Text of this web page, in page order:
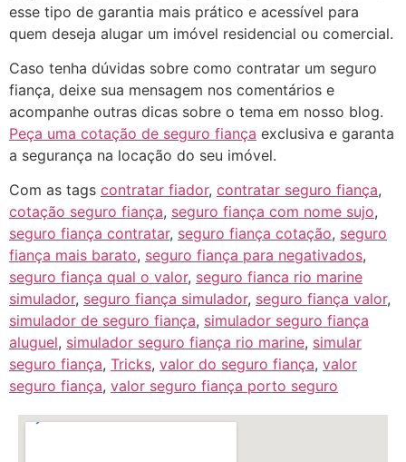
esse tipo de garantia mais prático e acessível para
quem deseja alugar um imóvel residencial ou comercial.
Caso tenha dúvidas sobre como contratar um seguro
fiança, deixe sua mensagem nos comentários e
acompanhe outras dicas sobre o tema em nosso blog.
Peça uma cotação de seguro fiança exclusiva e garanta
a segurança na locação do seu imóvel.
Com as tags contratar fiador, contratar seguro fiança,
cotação seguro fiança, seguro fiança com nome sujo,
seguro fiança contratar, seguro fiança cotação, seguro
fiança mais barato, seguro fiança para negativados,
seguro fiança qual o valor, seguro fianca rio marine
simulador, seguro fiança simulador, seguro fiança valor,
simulador de seguro fiança, simulador seguro fiança
aluguel, simulador seguro fiança rio marine, simular
seguro fiança, Tricks, valor do seguro fiança, valor
seguro fiança, valor seguro fiança porto seguro